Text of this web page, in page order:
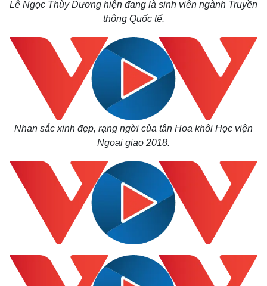
Lê Ngọc Thùy Dương hiện đang là sinh viên ngành Truyền
thông Quốc tế.
Nhan sắc xinh đẹp, rạng ngời của tân Hoa khôi Học viện
Ngoại giao 2018.